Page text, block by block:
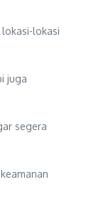
lokasi
juga
segera